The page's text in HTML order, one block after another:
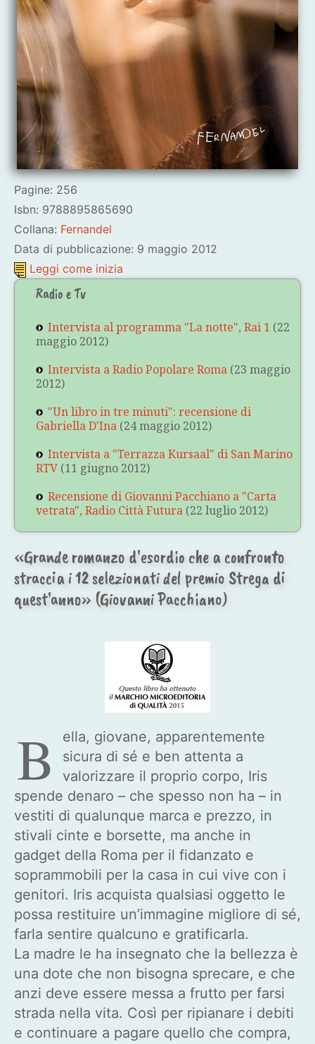
Pagine: 256
Isbn: 9788895865690
Collana: Fernandel
Data di pubblicazione: 9 maggio 2012
Leggi come inizia
Radio e Tv
Intervista al programma "La notte", Rai 1 (22
maggio 2012)
Intervista a Radio Popolare Roma (23 maggio
2012)
"Un libro in tre minuti": recensione di
Gabriella D'Ina (24 maggio 2012)
Intervista a "Terrazza Kursaal" di San Marino
RTV (11 giugno 2012)
Recensione di Giovanni Pacchiano a "Carta
vetrata", Radio Città Futura (22 luglio 2012)
«Grande romanzo d'esordio che a confronto
straccia i 12 selezionati del premio Strega di
quest'anno» (Giovanni Pacchiano)
B
ella, giovane, apparentemente
sicura di sé e ben attenta a
valorizzare il proprio corpo, Iris
spende denaro – che spesso non ha – in
vestiti di qualunque marca e prezzo, in
stivali cinte e borsette, ma anche in
gadget della Roma per il fidanzato e
soprammobili per la casa in cui vive con i
genitori. Iris acquista qualsiasi oggetto le
possa restituire un’immagine migliore di sé,
farla sentire qualcuno e gratificarla.
La madre le ha insegnato che la bellezza è
una dote che non bisogna sprecare, e che
anzi deve essere messa a frutto per farsi
strada nella vita. Così per ripianare i debiti
e continuare a pagare quello che compra,